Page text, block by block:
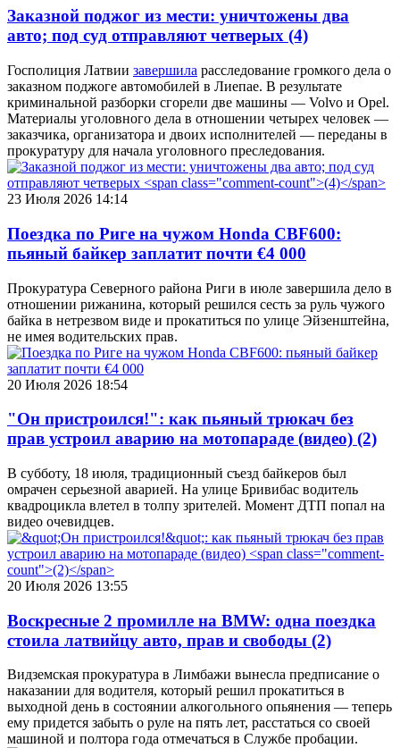
Заказной поджог из мести: уничтожены два
авто; под суд отправляют четверых (4)
Госполиция Латвии завершила расследование громкого дела о
заказном поджоге автомобилей в Лиепае. В результате
криминальной разборки сгорели две машины — Volvo и Opel.
Материалы уголовного дела в отношении четырех человек —
заказчика, организатора и двоих исполнителей — переданы в
прокуратуру для начала уголовного преследования.
23 Июля 2026 14:14
Поездка по Риге на чужом Honda CBF600:
пьяный байкер заплатит почти €4 000
Прокуратура Северного района Риги в июле завершила дело в
отношении рижанина, который решился сесть за руль чужого
байка в нетрезвом виде и прокатиться по улице Эйзенштейна,
не имея водительских прав.
20 Июля 2026 18:54
"Он пристроился!": как пьяный трюкач без
прав устроил аварию на мотопараде (видео) (2)
В субботу, 18 июля, традиционный съезд байкеров был
омрачен серьезной аварией. На улице Бривибас водитель
квадроцикла влетел в толпу зрителей. Момент ДТП попал на
видео очевидцев.
20 Июля 2026 13:55
Воскресные 2 промилле на BMW: одна поездка
стоила латвийцу авто, прав и свободы (2)
Видземская прокуратура в Лимбажи вынесла предписание о
наказании для водителя, который решил прокатиться в
выходной день в состоянии алкогольного опьянения — теперь
ему придется забыть о руле на пять лет, расстаться со своей
машиной и полтора года отмечаться в Службе пробации.